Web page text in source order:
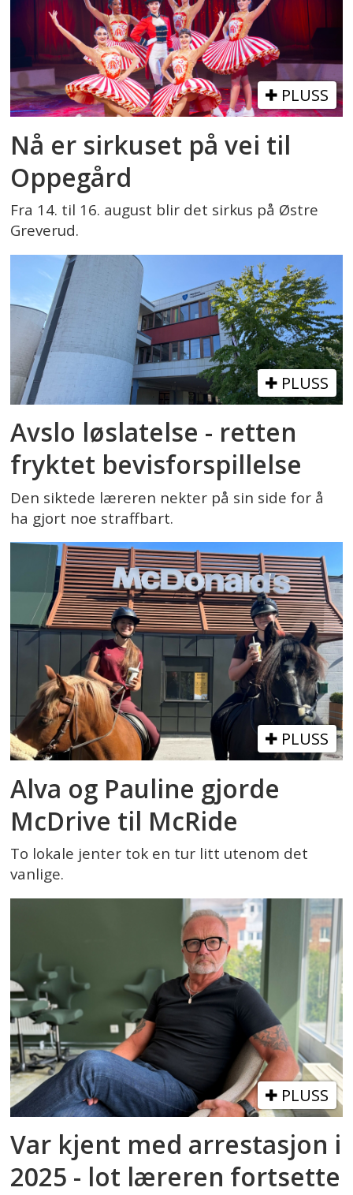
PLUSS
Nå er sirkuset på vei til
Oppegård
Fra 14. til 16. august blir det sirkus på Østre
Greverud.
PLUSS
Avslo løslatelse - retten
fryktet bevisforspillelse
Den siktede læreren nekter på sin side for å
ha gjort noe straffbart.
PLUSS
Alva og Pauline gjorde
McDrive til McRide
To lokale jenter tok en tur litt utenom det
vanlige.
PLUSS
Var kjent med arrestasjon i
2025 - lot læreren fortsette